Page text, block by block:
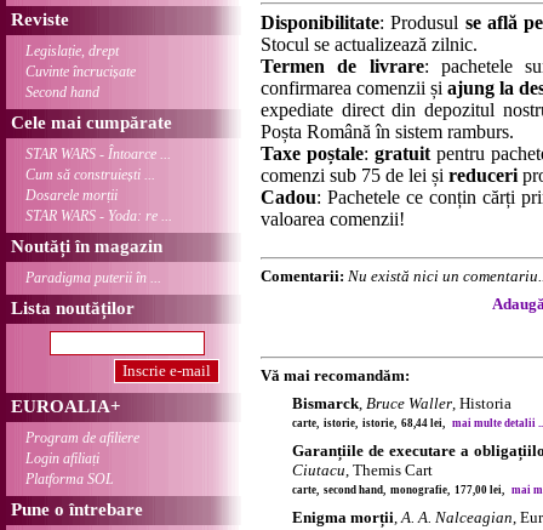
Reviste
Legislație, drept
Cuvinte încrucișate
Second hand
Cele mai cumpărate
STAR WARS - Întoarce ...
Cum să construiești ...
Dosarele morții
STAR WARS - Yoda: re ...
Noutăți în magazin
Paradigma puterii în ...
Lista noutăților
EUROALIA+
Program de afiliere
Login afiliați
Platforma SOL
Pune o întrebare
Disponibilitate: Produsul se află
Stocul se actualizează zilnic.
Termen de livrare: pachetele
confirmarea comenzii șiajung la
expediate direct din depozitul
Poșta Română în sistem ramburs.
Taxe poștale: gratuitpentru
comenzi sub 75 de lei și reduceri
Cadou: Pachetele ce conțin cărți
valoarea comenzii!
Comentarii: Nu există nici un
Vă mai recomandăm:
Bismarck, Bruce Waller, Historia
carte, istorie, istorie, 68,44 lei, mai multe detalii
Garanțiile de executare a
Ciutacu, Themis Cart
carte, second hand, monografie, 177,00 lei, mai
Enigma morții,A. A. Nalceagian,